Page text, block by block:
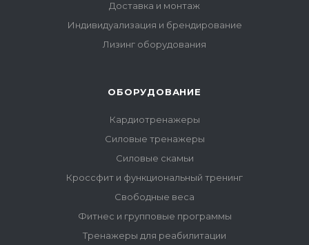
Доставка и монтаж
Индивидуализация и брендирование
Лизинг оборудования
ОБОРУДОВАНИЕ
Кардиотренажеры
Силовые тренажеры
Силовые скамьи
Кроссфит и функциональный тренинг
Свободные веса
Фитнес и групповые программы
Тренажеры для реабилитации